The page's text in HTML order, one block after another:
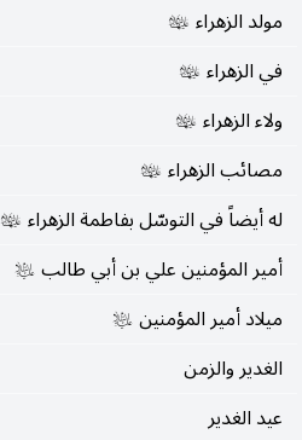
مولد الزهراء عليها‌السلام
في الزهراء عليها‌السلام
ولاء الزهراء عليها‌السلام
مصائب الزهراء عليها‌السلام
له أيضاً في التوسّل بفاطمة الزهراء عليها‌السلام
أمير المؤمنين علي بن أبي طالب عليه‌السلام
ميلاد أمير المؤمنين عليه‌السلام
الغدير والزمن
عيد الغدير
وله كراماتٌ
فحائِرُ قبره
قد جدّدته يدُ الولاءلأنّه
يبقى الحسينُ مخلّداً
بضريحه